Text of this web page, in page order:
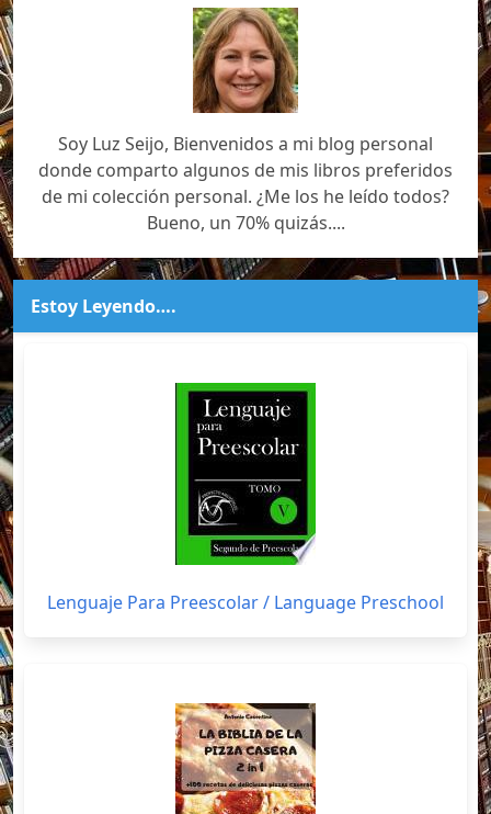
Soy Luz Seijo, Bienvenidos a mi blog personal
donde comparto algunos de mis libros preferidos
de mi colección personal. ¿Me los he leído todos?
Bueno, un 70% quizás....
Estoy Leyendo….
Lenguaje Para Preescolar / Language Preschool